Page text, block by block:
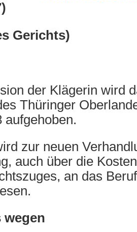
Gerichts)
der Klägerin wird
Thüringer
aufgehoben.
zur neuen
auch über die
an das
wegen